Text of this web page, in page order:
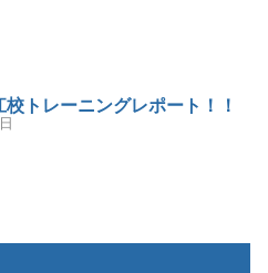
トレーニングレポート！！